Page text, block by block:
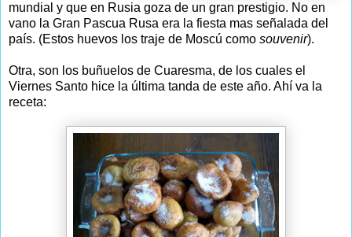
mundial y que en Rusia goza de un gran prestigio. No en
vano la Gran Pascua Rusa era la fiesta mas señalada del
país. (Estos huevos los traje de Moscú como souvenir).
Otra, son los buñuelos de Cuaresma, de los cuales el
Viernes Santo hice la última tanda de este año. Ahí va la
receta: